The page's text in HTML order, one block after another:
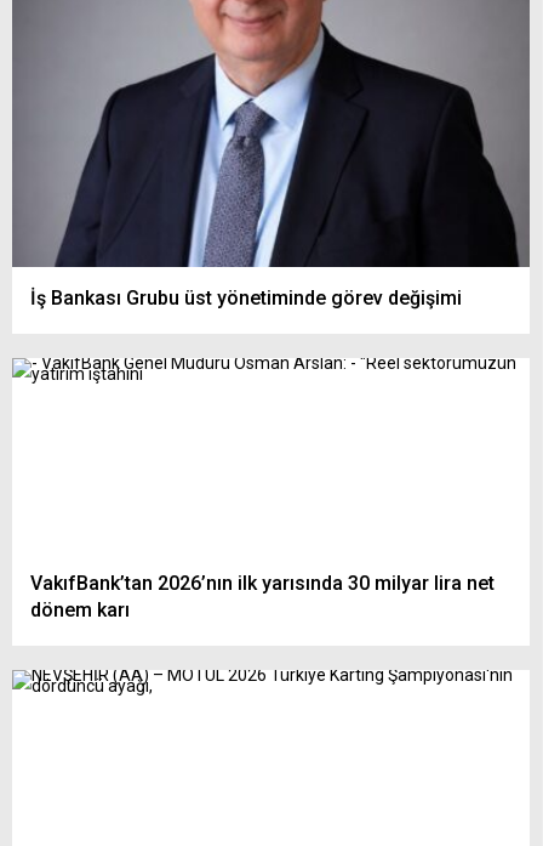
İş Bankası Grubu üst yönetiminde görev değişimi
VakıfBank’tan 2026’nın ilk yarısında 30 milyar lira net
dönem karı